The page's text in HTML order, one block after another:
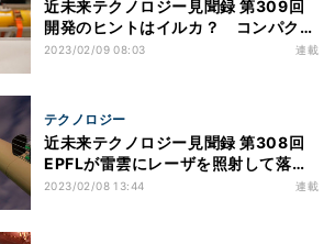
近未来テクノロジー見聞録 第309回
開発のヒントはイルカ？ コンパクト
なバイオミメティックソナーが開発！
2023/02/09 08:03 連載
テクノロジー
近未来テクノロジー見聞録 第308回
EPFLが雷雲にレーザを照射して落雷
事故を回避させる誘雷技術を開発！
2023/02/08 13:44 連載